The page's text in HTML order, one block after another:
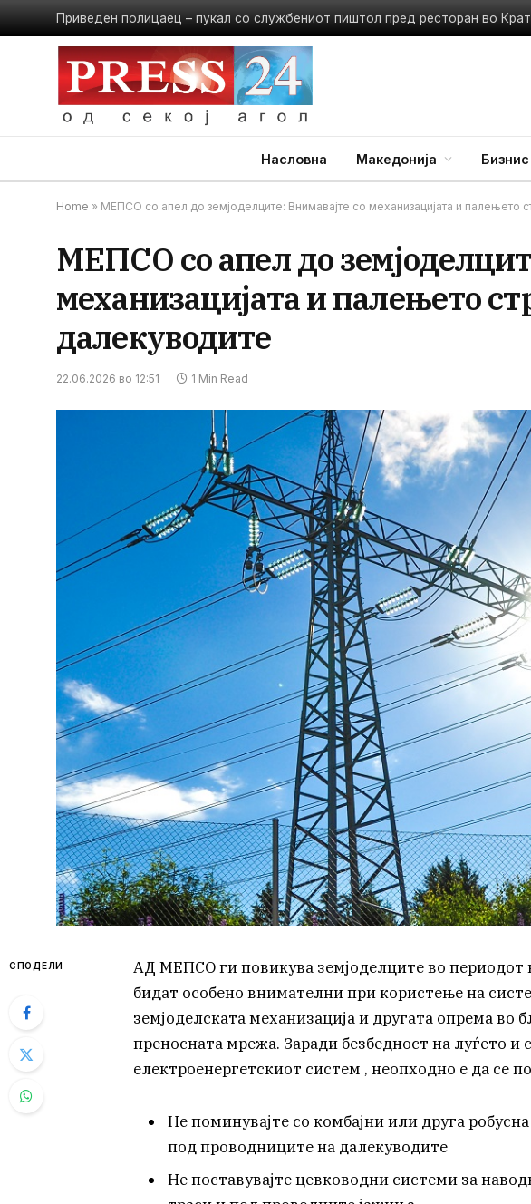
Приведен полицаец – пукал со службениот пиштол пред ресторан во
Насловна Македонија Бизнис
Home » МЕПСО со апел до земјоделците: Внимавајте со механизацијата и палењето
МЕПСО со апел до
механизацијата и палењето
далекуводите
22.06.2026 во 12:51 1 Min Read
СПОДЕЛИ
АД МЕПСО ги повикува земјоделците во периодот
бидат особено внимателни при користење на
земјоделската механизација и другата опрема во
преносната мрежа. Заради безбедност на луѓето и
електроенергетскиот систем , неопходно е да се
Не поминувајте со комбајни или друга
под проводниците на далекуводите
Не поставувајте цевководни системи за